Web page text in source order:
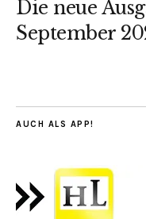
Die neue
September
AUCH ALS APP!